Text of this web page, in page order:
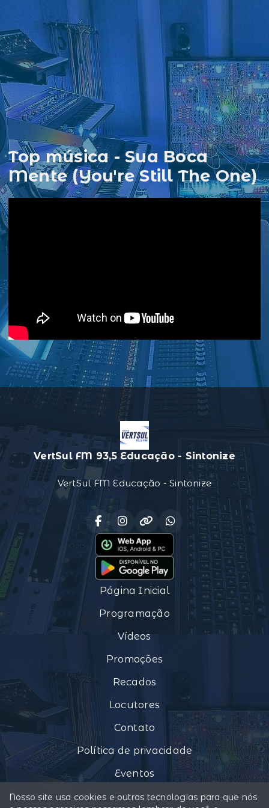
Top música - Sua Boca
Mente (You're Still The One)
VertSul FM 93,5 Educação - Sintonize
VertSul FM Educação - Sintonize
Página Inicial
Programação
Vídeos
Promoções
Recados
Locutores
Contato
Política de privacidade
Eventos
Notícias
Nosso site usa cookies e outras tecnologias para que nós